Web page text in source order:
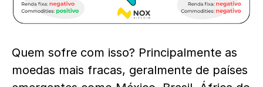
Quem sofre com isso? Principalmente as
moedas mais fracas, geralmente de países